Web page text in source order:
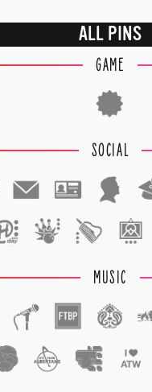
ALL PINS
GAME
SOCIAL
MUSIC